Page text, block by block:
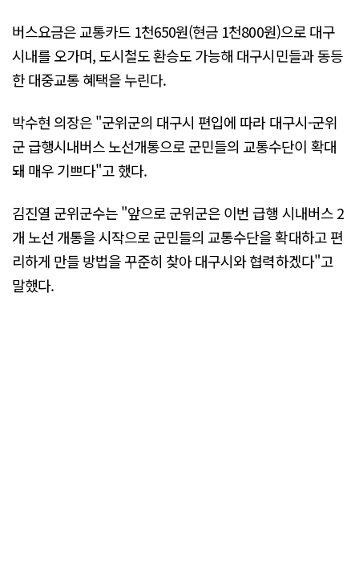
버스요금은 교통카드 1천650원(현금 1천800원)으로 대구
시내를 오가며, 도시철도 환승도 가능해 대구시민들과 동등
한 대중교통 혜택을 누린다.
박수현 의장은 "군위군의 대구시 편입에 따라 대구시-군위
군 급행시내버스 노선개통으로 군민들의 교통수단이 확대
돼 매우 기쁘다"고 했다.
김진열 군위군수는 "앞으로 군위군은 이번 급행 시내버스 2
개 노선 개통을 시작으로 군민들의 교통수단을 확대하고 편
리하게 만들 방법을 꾸준히 찾아 대구시와 협력하겠다"고
말했다.